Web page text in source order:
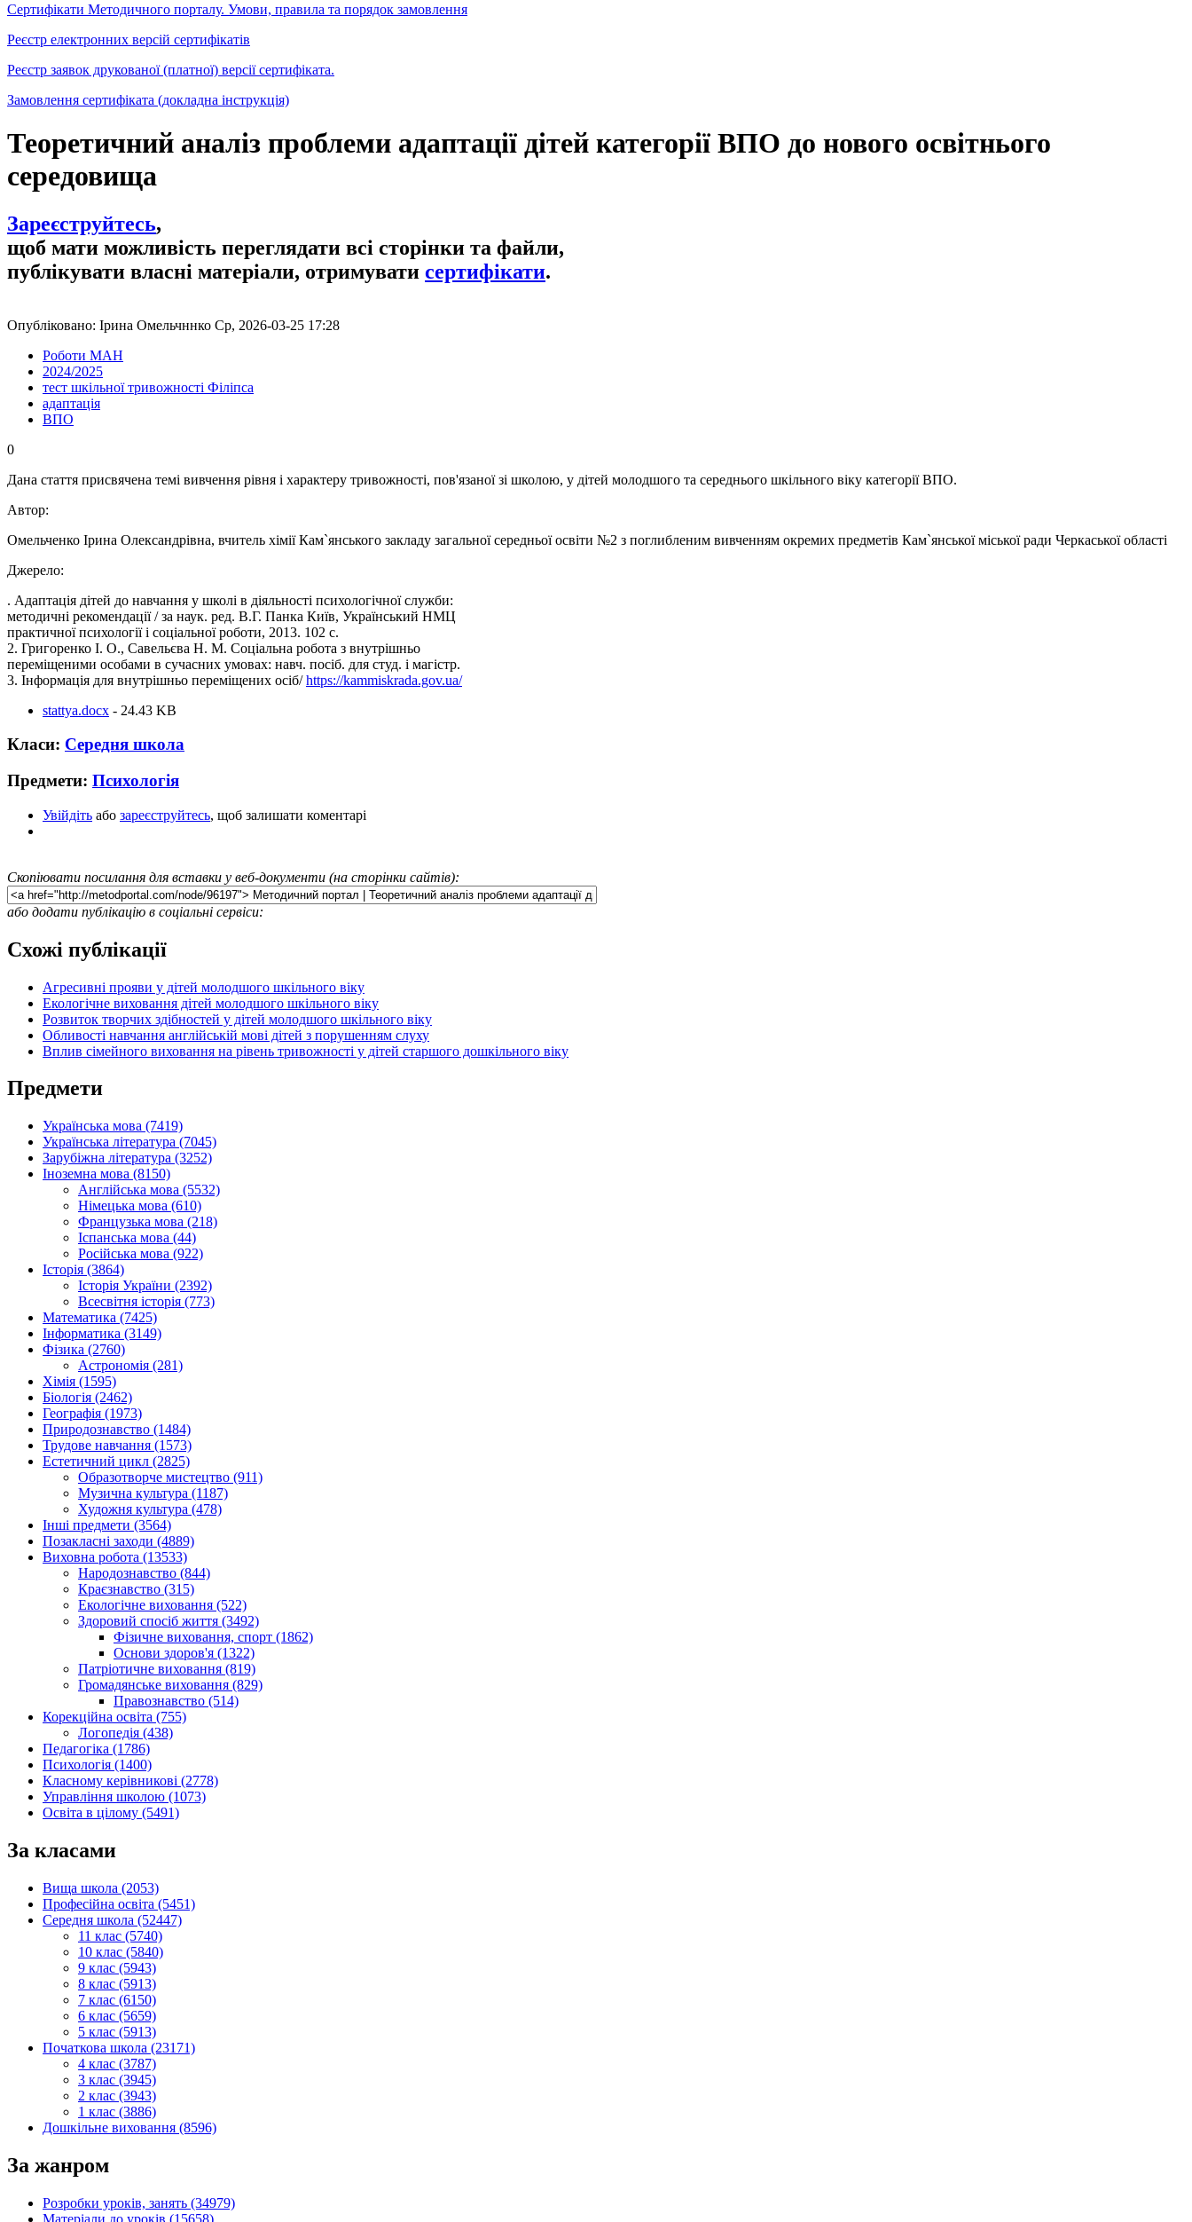
Сертифікати Методичного порталу. Умови, правила та порядок замовлення
Реєстр електронних версій сертифікатів
Реєстр заявок друкованої (платної) версії сертифіката.
Замовлення сертифіката (докладна інструкція)
Теоретичний аналіз проблеми адаптації дітей категорії ВПО до нового освітнього
середовища
Зареєструйтесь,
щоб мати можливість переглядати всі сторінки та файли,
публікувати власні матеріали, отримувати сертифікати.
Опубліковано: Ірина Омельчннко Ср, 2026-03-25 17:28
Роботи МАН
2024/2025
тест шкільної тривожності Філіпса
адаптація
ВПО
0
Дана стаття присвячена темі вивчення рівня і характеру тривожності, пов'язаної зі школою, у дітей молодшого та середнього шкільного віку категорії ВПО.
Автор:
Омельченко Ірина Олександрівна, вчитель хімії Кам`янського закладу загальної середньої освіти №2 з поглибленим вивченням окремих предметів Кам`янської міської ради Черкаської області
Джерело:
. Адаптація дітей до навчання у школі в діяльності психологічної служби:
методичні рекомендації / за наук. ред. В.Г. Панка Київ, Український НМЦ
практичної психології і соціальної роботи, 2013. 102 с.
2. Григоренко І. О., Савельєва Н. М. Соціальна робота з внутрішньо
переміщеними особами в сучасних умовах: навч. посіб. для студ. і магістр.
3. Інформація для внутрішньо переміщених осіб/https://kammiskrada.gov.ua/
stattya.docx - 24.43 KB
Класи: Середня школа
Предмети: Психологія
Увійдіть або зареєструйтесь, щоб залишати коментарі
Скопіювати посилання для вставки у веб-документи (на сторінки сайтів):
або додати публікацію в соціальні сервіси:
Схожі публікації
Агресивні прояви у дітей молодшого шкільного віку
Екологічне виховання дітей молодшого шкільного віку
Розвиток творчих здібностей у дітей молодшого шкільного віку
Обливості навчання англійській мові дітей з порушенням слуху
Вплив сімейного виховання на рівень тривожності у дітей старшого дошкільного віку
Предмети
Українська мова (7419)
Українська література (7045)
Зарубіжна література (3252)
Іноземна мова (8150)
Англійська мова (5532)
Німецька мова (610)
Французька мова (218)
Іспанська мова (44)
Російська мова (922)
Історія (3864)
Історія України (2392)
Всесвітня історія (773)
Математика (7425)
Інформатика (3149)
Фізика (2760)
Астрономія (281)
Хімія (1595)
Біологія (2462)
Географія (1973)
Природознавство (1484)
Трудове навчання (1573)
Естетичний цикл (2825)
Образотворче мистецтво (911)
Музична культура (1187)
Художня культура (478)
Інші предмети (3564)
Позакласні заходи (4889)
Виховна робота (13533)
Народознавство (844)
Краєзнавство (315)
Екологічне виховання (522)
Здоровий спосіб життя (3492)
Фізичне виховання, спорт (1862)
Основи здоров'я (1322)
Патріотичне виховання (819)
Громадянське виховання (829)
Правознавство (514)
Корекційна освіта (755)
Логопедія (438)
Педагогіка (1786)
Психологія (1400)
Класному керівникові (2778)
Управління школою (1073)
Освіта в цілому (5491)
За класами
Вища школа (2053)
Професійна освіта (5451)
Середня школа (52447)
11 клас (5740)
10 клас (5840)
9 клас (5943)
8 клас (5913)
7 клас (6150)
6 клас (5659)
5 клас (5913)
Початкова школа (23171)
4 клас (3787)
3 клас (3945)
2 клас (3943)
1 клас (3886)
Дошкільне виховання (8596)
За жанром
Розробки уроків, занять (34979)
Матеріали до уроків (15658)